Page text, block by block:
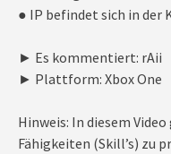
● IP befindet sich in der
► Es kommentiert: rAii
► Plattform: Xbox One
Hinweis: In diesem
Fähigkeiten (Skill’s) zu